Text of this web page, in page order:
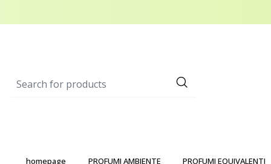
homepage PROFUMI AMBIENTE PROFUMI EQUIVALENTI